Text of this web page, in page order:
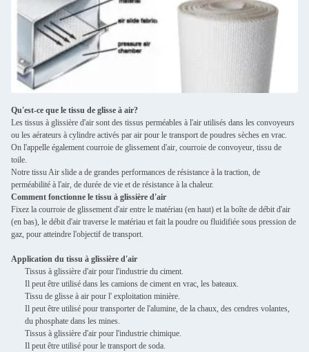
Qu'est-ce que le tissu de glisse à air?
Les tissus à glissière d'air sont des tissus perméables à l'air utilisés dans les convoyeurs
ou les aérateurs à cylindre activés par air pour le transport de poudres sèches en vrac.
On l'appelle également courroie de glissement d'air, courroie de convoyeur, tissu de
toile.
Notre tissu Air slide a de grandes performances de résistance à la traction, de
perméabilité à l'air, de durée de vie et de résistance à la chaleur.
Comment fonctionne le tissu à glissière d'air
Fixez la courroie de glissement d'air entre le matériau (en haut) et la boîte de débit d'air
(en bas), le débit d'air traverse le matériau et fait la poudre ou fluidifiée sous pression de
gaz, pour atteindre l'objectif de transport.
Application du tissu à glissière d'air
Tissus à glissière d'air pour l'industrie du ciment.
Il peut être utilisé dans les camions de ciment en vrac, les bateaux.
Tissu de glisse à air pour l' exploitation minière.
Il peut être utilisé pour transporter de l'alumine, de la chaux, des cendres volantes,
du phosphate dans les mines.
Tissus à glissière d'air pour l'industrie chimique.
Il peut être utilisé pour le transport de soda.